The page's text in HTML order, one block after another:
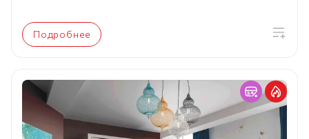
Подробнее